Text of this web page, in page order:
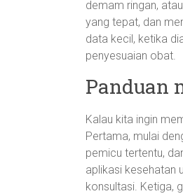
demam ringan,
yang tepat, dan
data kecil, ketika
penyesuaian obat.
Panduan
Kalau kita ingin
Pertama, mulai
pemicu tertentu,
aplikasi kesehatan
konsultasi. Ketiga,